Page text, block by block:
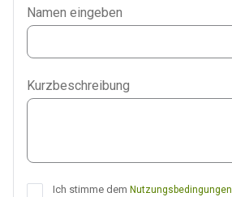
Telegram
Namen eingeben
Kurzbeschreibung
Ich stimme dem Nutzungsbedingungen